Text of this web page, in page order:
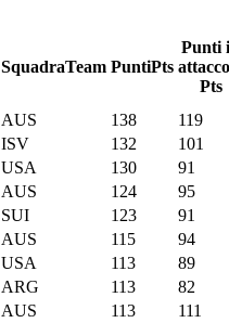
SquadraTeam PuntiPts
Punti
attacco
Pts
AUS 138
119
ISV 132
101
USA 130
91
AUS 124
95
SUI 123
91
AUS 115
94
USA 113
89
ARG 113
82
AUS 113
111